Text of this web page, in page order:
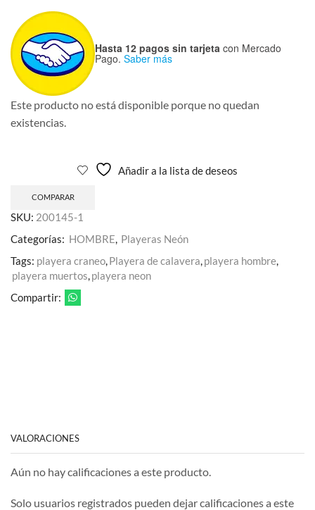
Hasta 12 pagos sin tarjeta con Mercado
Pago. Saber más
Este producto no está disponible porque no quedan
existencias.
Añadir a la lista de deseos
COMPARAR
SKU: 200145-1
Categorías: HOMBRE, Playeras Neón
Tags: playera craneo,Playera de calavera,playera hombre,
playera muertos,playera neon
Compartir:
VALORACIONES
Aún no hay calificaciones a este producto.
Solo usuarios registrados pueden dejar calificaciones a este